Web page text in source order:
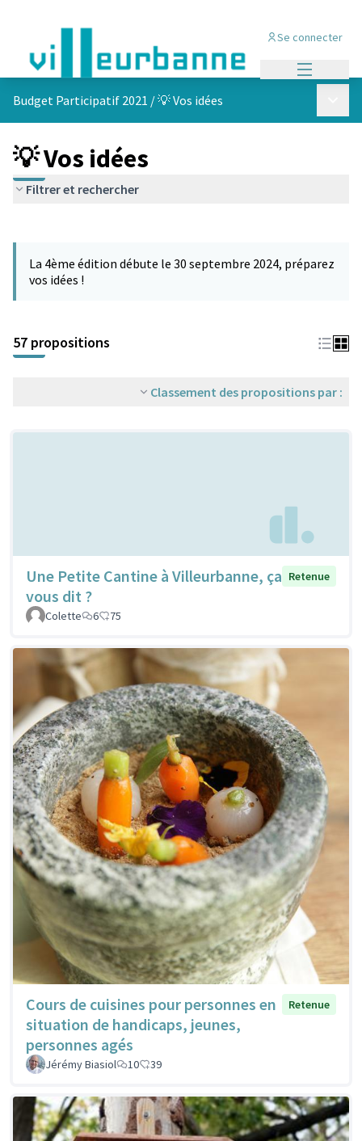
Se connecter
Budget Participatif 2021 /💡 Vos idées
💡 Vos idées
Filtrer et rechercher
La 4ème édition débute le 30 septembre 2024, préparez
vos idées !
57 propositions
Classement des propositions par :
Une Petite Cantine à Villeurbanne, ça
vous dit ?
Retenue
Colette 6 75
Cours de cuisines pour personnes en
situation de handicaps, jeunes,
personnes agés
Retenue
Jérémy Biasiol 10 39